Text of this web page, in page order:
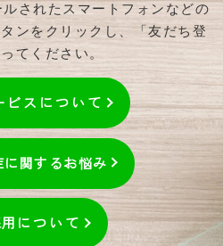
されたスマートフォンなどの
ンをクリックし、「友だち登
てください。
ビスについて
に関するお悩み
について